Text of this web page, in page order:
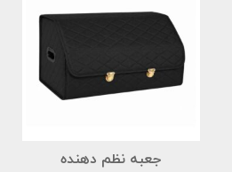
جعبه نظم دهنده